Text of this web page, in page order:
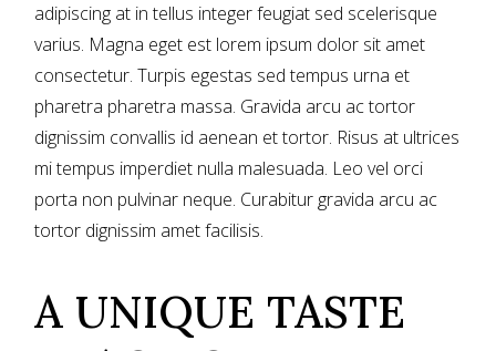
adipiscing at in tellus integer feugiat sed scelerisque
varius. Magna eget est lorem ipsum dolor sit amet
consectetur. Turpis egestas sed tempus urna et
pharetra pharetra massa. Gravida arcu ac tortor
dignissim convallis id aenean et tortor. Risus at ultrices
mi tempus imperdiet nulla malesuada. Leo vel orci
porta non pulvinar neque. Curabitur gravida arcu ac
tortor dignissim amet facilisis.
A UNIQUE TASTE